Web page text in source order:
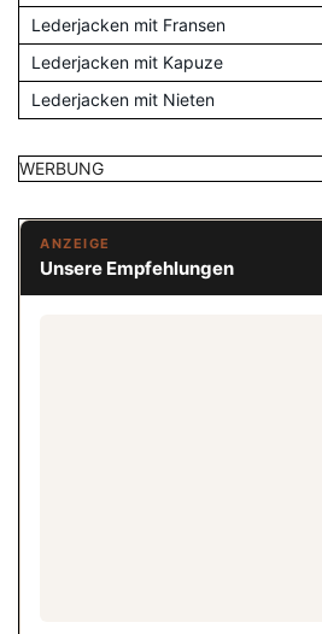
Lederjacken mit Fransen
Lederjacken mit Kapuze
Lederjacken mit Nieten
WERBUNG
ANZEIGE
Unsere Empfehlungen